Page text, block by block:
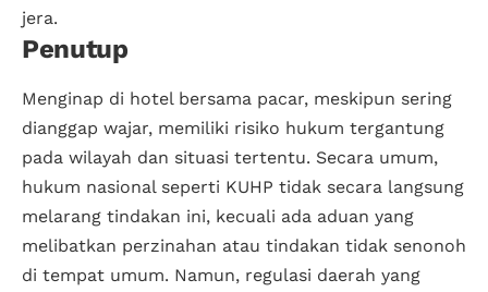
jera.
Penutup
Menginap di hotel bersama pacar, meskipun sering
dianggap wajar, memiliki risiko hukum tergantung
pada wilayah dan situasi tertentu. Secara umum,
hukum nasional seperti KUHP tidak secara langsung
melarang tindakan ini, kecuali ada aduan yang
melibatkan perzinahan atau tindakan tidak senonoh
di tempat umum. Namun, regulasi daerah yang